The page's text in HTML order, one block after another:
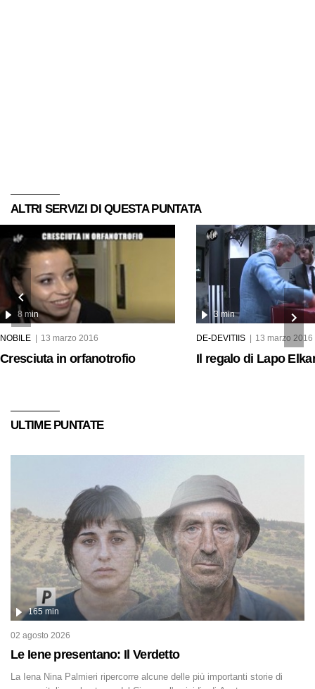
ALTRI SERVIZI DI QUESTA PUNTATA
Cresciuta in orfanotrofio
8 min
NOBILE 13 marzo 2016
Il regalo di Lapo
3 min
DE-DEVITIIS 13 marzo 2016
ULTIME PUNTATE
Le Iene presentano: Il Verdetto
165 min
02 agosto 2026
La Iena Nina Palmieri ripercorre alcune delle più importanti storie di